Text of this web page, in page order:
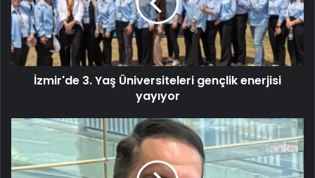
İzmir'de 3. Yaş Üniversiteleri gençlik enerjisi
yayıyor